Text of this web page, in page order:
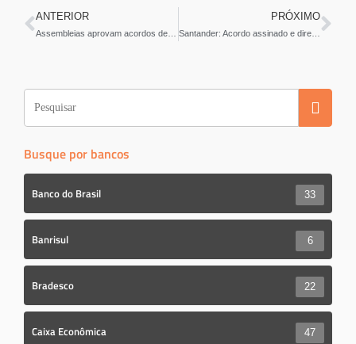
c
e
o
o
tt
er e
ANTERIOR PRÓXIMO
Santander: Acordo assinado e direitos garantidos
Busque por bancos
Banco do Brasil 33
Banrisul 6
Bradesco 22
Caixa Econômica 47